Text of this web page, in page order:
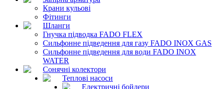
Крани кульові
Фітинги
Шланги
Гнучка підводка FADO FLEX
Сильфонне підведення для газу FADO INOX GAS
Сильфонне підведення для води FADO INOX
WATER
Сонячні колектори
Теплові насоси
Електричні бойлери